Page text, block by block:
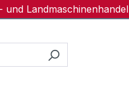
Landmaschinenhandel